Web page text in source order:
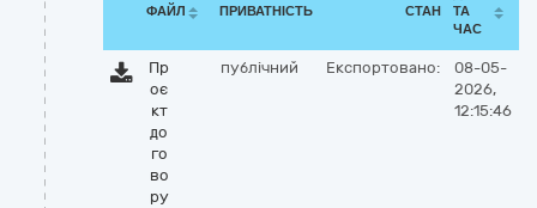
ФАЙЛ ПРИВАТНІСТЬ СТАН
ТА
ЧАС
Пр
оє
кт
до
го
во
ру
публічний Експортовано:
08-05-
2026,
12:15:46